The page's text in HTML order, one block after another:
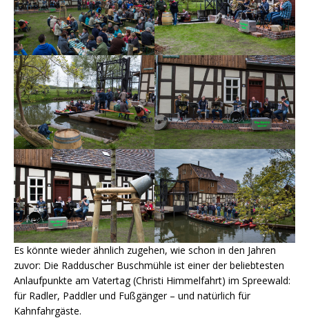
Es könnte wieder ähnlich zugehen, wie schon in den Jahren
zuvor: Die Radduscher Buschmühle ist einer der beliebtesten
Anlaufpunkte am Vatertag (Christi Himmelfahrt) im Spreewald:
für Radler, Paddler und Fußgänger – und natürlich für
Kahnfahrgäste.